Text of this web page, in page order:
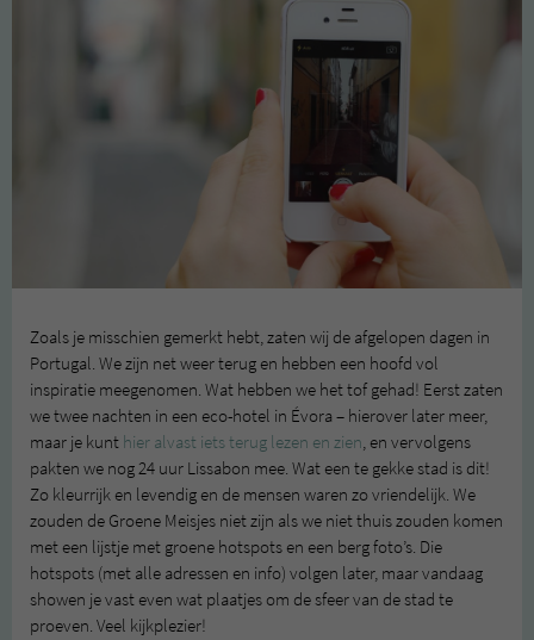
Zoals je misschien gemerkt hebt, zaten wij de afgelopen dagen in
Portugal. We zijn net weer terug en hebben een hoofd vol
inspiratie meegenomen. Wat hebben we het tof gehad! Eerst zaten
we twee nachten in een eco-hotel in Évora – hierover later meer,
maar je kunt hier alvast iets terug lezen en zien, en vervolgens
pakten we nog 24 uur Lissabon mee. Wat een te gekke stad is dit!
Zo kleurrijk en levendig en de mensen waren zo vriendelijk. We
zouden de Groene Meisjes niet zijn als we niet thuis zouden komen
met een lijstje met groene hotspots en een berg foto’s. Die
hotspots (met alle adressen en info) volgen later, maar vandaag
showen je vast even wat plaatjes om de sfeer van de stad te
proeven. Veel kijkplezier!